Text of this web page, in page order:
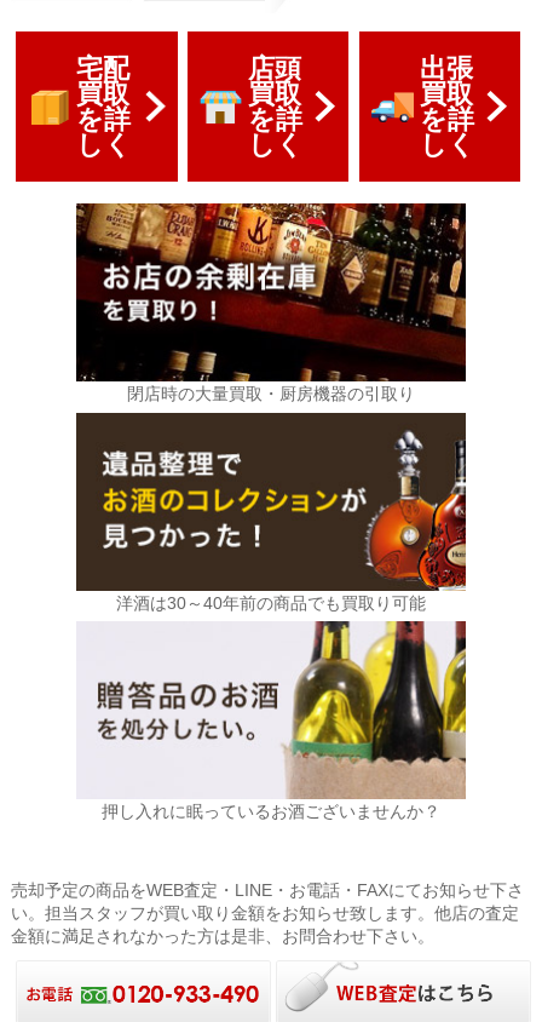
宅配
買取
を詳
しく
店頭
買取
を詳
しく
出張
買取
を詳
しく
閉店時の大量買取・厨房機器の引取り
洋酒は30～40年前の商品でも買取り可能
押し入れに眠っているお酒ございませんか？
売却予定の商品をWEB査定・LINE・お電話・FAXにてお知らせ下さ
い。担当スタッフが買い取り金額をお知らせ致します。他店の査定
金額に満足されなかった方は是非、お問合わせ下さい。